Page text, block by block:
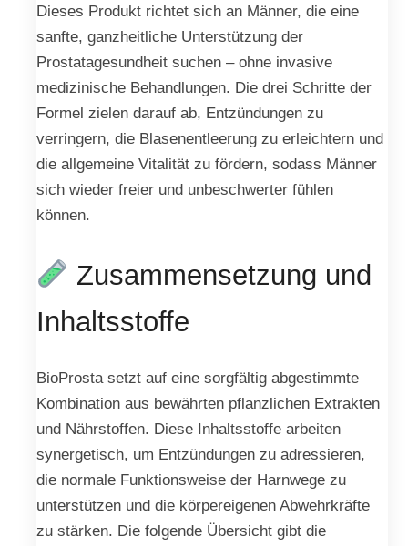
Dieses Produkt richtet sich an Männer, die eine
sanfte, ganzheitliche Unterstützung der
Prostatagesundheit suchen – ohne invasive
medizinische Behandlungen. Die drei Schritte der
Formel zielen darauf ab, Entzündungen zu
verringern, die Blasenentleerung zu erleichtern und
die allgemeine Vitalität zu fördern, sodass Männer
sich wieder freier und unbeschwerter fühlen
können.
Zusammensetzung und
Inhaltsstoffe
BioProsta setzt auf eine sorgfältig abgestimmte
Kombination aus bewährten pflanzlichen Extrakten
und Nährstoffen. Diese Inhaltsstoffe arbeiten
synergetisch, um Entzündungen zu adressieren,
die normale Funktionsweise der Harnwege zu
unterstützen und die körpereigenen Abwehrkräfte
zu stärken. Die folgende Übersicht gibt die